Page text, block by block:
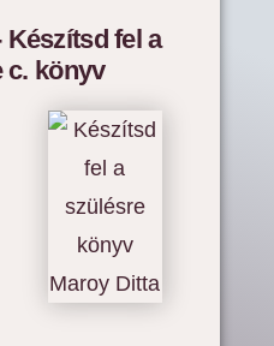
Készítsd fel a
c. könyv